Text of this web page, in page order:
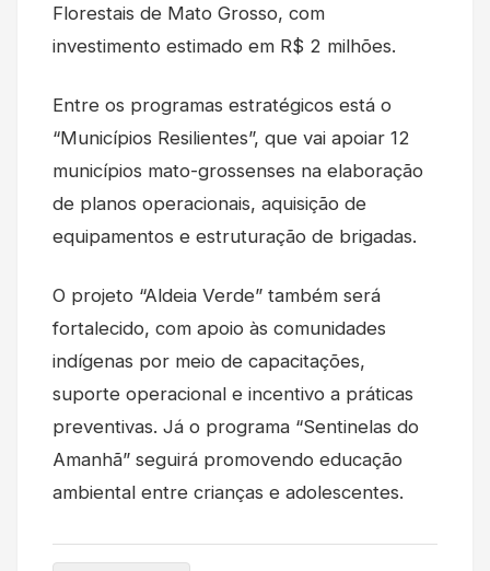
Florestais de Mato Grosso, com
investimento estimado em R$ 2 milhões.
Entre os programas estratégicos está o
“Municípios Resilientes”, que vai apoiar 12
municípios mato-grossenses na elaboração
de planos operacionais, aquisição de
equipamentos e estruturação de brigadas.
O projeto “Aldeia Verde” também será
fortalecido, com apoio às comunidades
indígenas por meio de capacitações,
suporte operacional e incentivo a práticas
preventivas. Já o programa “Sentinelas do
Amanhã” seguirá promovendo educação
ambiental entre crianças e adolescentes.